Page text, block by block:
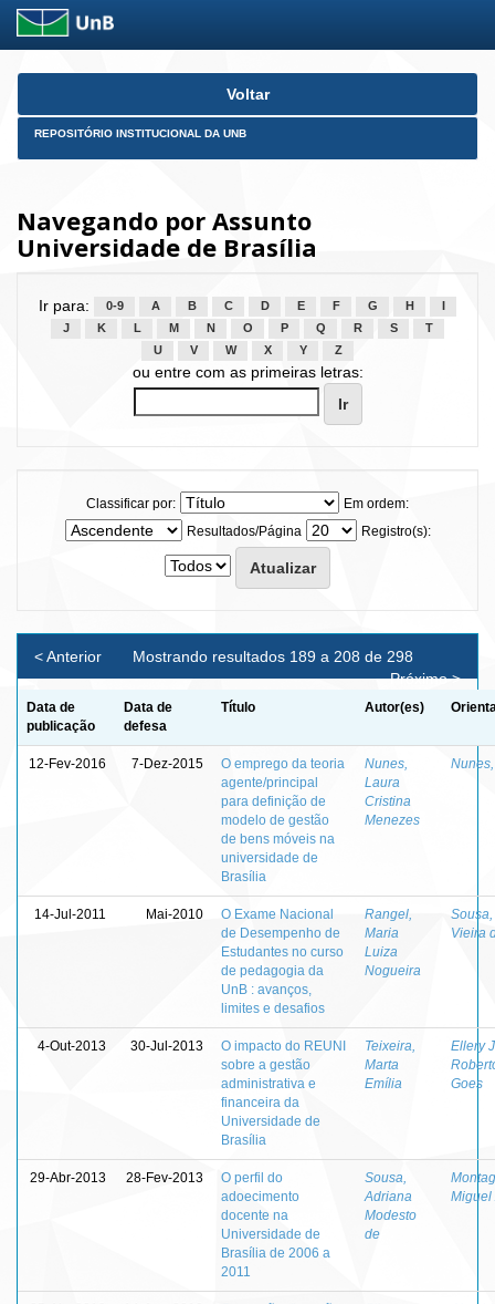
Skip
Voltar
REPOSITÓRIO INSTITUCIONAL DA UNB
Navegando por Assunto
Universidade de Brasília
Ir para: 0-9 A B C D E F G H
J
K L M N O P Q R S
T
U
V W X Y Z
ou entre com as primeiras letras:
Classificar por:
Em ordem:
Resultados/Página
Registro(s):
Mostrando resultados 189 a 208 de 298
< Anterior
Próximo >
Data de
publicação
Data de
defesa
Título Autor(es)
12-Fev-2016 7-Dez-2015
O emprego da teoria
agente/principal
para definição de
modelo de gestão
de bens móveis na
universidade de
Brasília
Nunes,
Laura
Cristina
Menezes
14-Jul-2011 Mai-2010
O Exame Nacional
de Desempenho de
Estudantes no curso
de pedagogia da
UnB : avanços,
limites e desafios
Rangel,
Maria
Luiza
Nogueira
Vieira
4-Out-2013 30-Jul-2013
O impacto do REUNI
sobre a gestão
administrativa e
financeira da
Universidade de
Brasília
Teixeira,
Marta
Emília
Ellery
Goes
29-Abr-2013 28-Fev-2013
O perfil do
adoecimento
docente na
Universidade de
Brasília de 2006 a
2011
Sousa,
Adriana
Modesto
de
Miguel